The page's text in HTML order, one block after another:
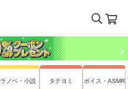
ラノベ・小説 タテヨミ ボイス・ASMR